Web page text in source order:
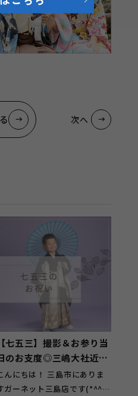
次へ
【七五三】撮影＆お参り当
のお支度◎三嶋大社近く
スタジオ★
んにちは！ 三島市にありま
ガーネット三島店です(*^^*)